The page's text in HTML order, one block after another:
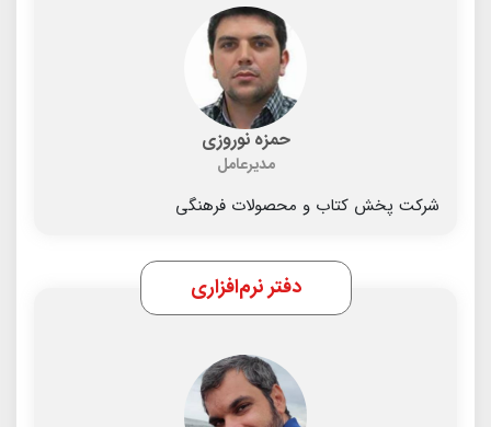
حمزه نوروزی
مدیرعامل
شرکت پخش کتاب و محصولات فرهنگی
دفتر نرم‌افزاری